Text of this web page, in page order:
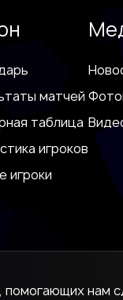
матчей
таблица
игроков
игроки
нам